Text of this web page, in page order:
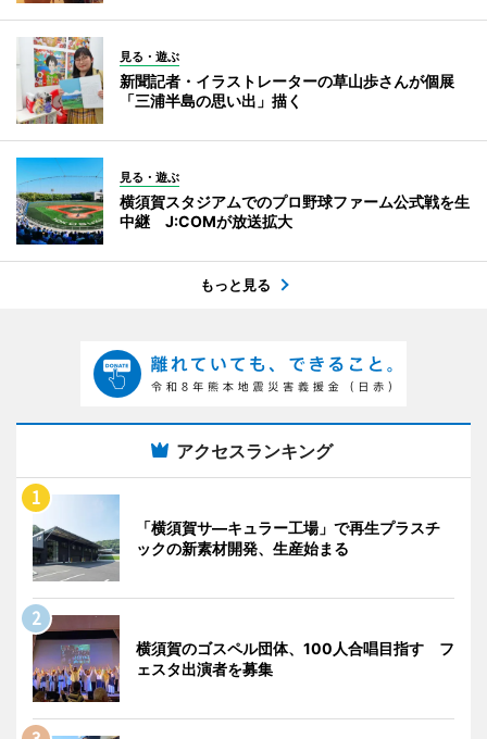
見る・遊ぶ
新聞記者・イラストレーターの草山歩さんが個展
「三浦半島の思い出」描く
見る・遊ぶ
横須賀スタジアムでのプロ野球ファーム公式戦を生
中継 J:COMが放送拡大
もっと見る
アクセスランキング
「横須賀サ―キュラー工場」で再生プラスチ
ックの新素材開発、生産始まる
横須賀のゴスペル団体、100人合唱目指す フ
ェスタ出演者を募集